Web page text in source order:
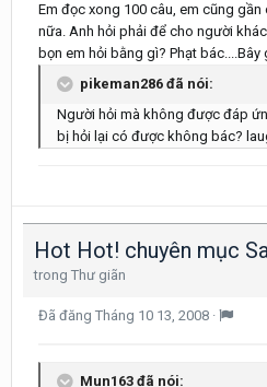
Em đọc xong 100 câu, em cũng
nữa. Anh hỏi phải để cho người
bọn em hỏi bằng gì? Phạt bác....Bây
pikeman286 đã nói:
Người hỏi mà không được đáp
bị hỏi lại có được không bác?
Hot Hot! chuyên mục
trong Thư giãn
Đã đăng Tháng 10 13, 2008 ·
Mun163 đã nói: